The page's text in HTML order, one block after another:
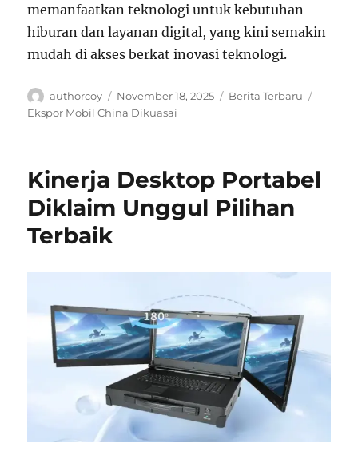
memanfaatkan teknologi untuk kebutuhan
hiburan dan layanan digital, yang kini semakin
mudah di akses berkat inovasi teknologi.
Author
authorcoy
Posted
on
November 18, 2025 Categories
Berita Terbaru
Ekspor Mobil China Dikuasai
Kinerja Desktop Portabel
Diklaim Unggul Pilihan
Terbaik